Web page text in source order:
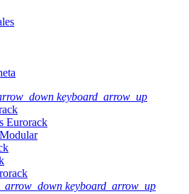
keyboard_arrow_up
Eurorack
keyboard_arrow_up